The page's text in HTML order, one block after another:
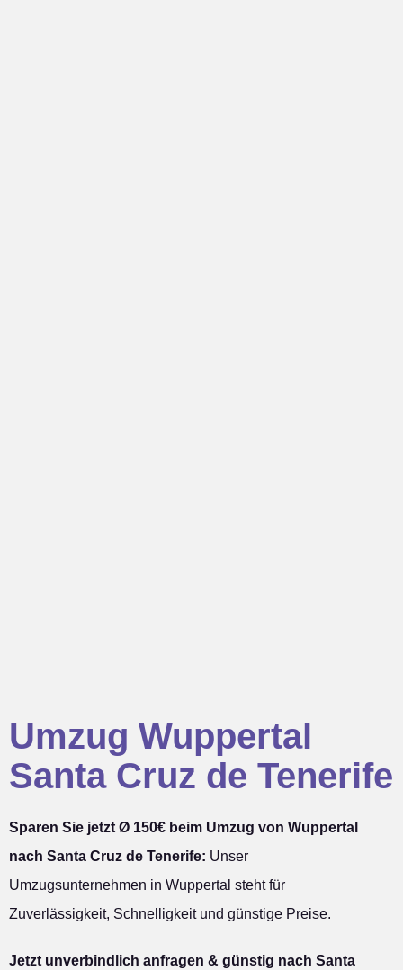
Umzug Wuppertal
Santa Cruz de Tenerife
Sparen Sie jetzt Ø 150€ beim Umzug von Wuppertal
nach Santa Cruz de Tenerife: Unser
Umzugsunternehmen in Wuppertal steht für
Zuverlässigkeit, Schnelligkeit und günstige Preise.
Jetzt unverbindlich anfragen & günstig nach Santa